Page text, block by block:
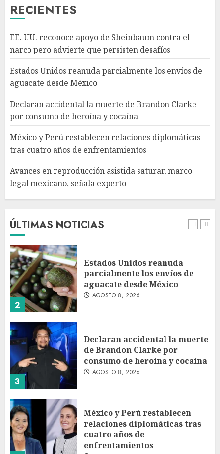
RECIENTES
EE. UU. reconoce apoyo de Sheinbaum contra el
narco pero advierte que persisten desafíos
Estados Unidos reanuda parcialmente los envíos de
aguacate desde México
Declaran accidental la muerte de Brandon Clarke
por consumo de heroína y cocaína
México y Perú restablecen relaciones diplomáticas
tras cuatro años de enfrentamientos
Avances en reproducción asistida saturan marco
legal mexicano, señala experto
ÚLTIMAS NOTICIAS
4
relaciones diplomáticas tras
cuatro años de
enfrentamientos
AGOSTO 8, 2026
5
Avances en reproducción
asistida saturan marco legal
AGOSTO 8, 2026
1
EE. UU. reconoce apoyo de
AGOSTO 8, 2026
2
Estados Unidos reanuda
parcialmente los envíos de
aguacate desde México
AGOSTO 8, 2026
3
Declaran accidental la muerte
de Brandon Clarke por
consumo de heroína y cocaína
AGOSTO 8, 2026
México y Perú restablecen
relaciones diplomáticas tras
cuatro años de
enfrentamientos